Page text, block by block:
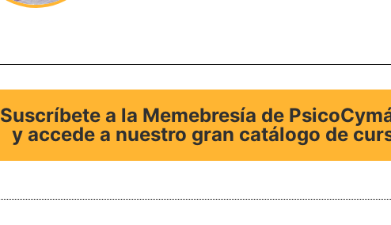
Suscríbete a la Memebresía de
y accede a nuestro gran catálogo de